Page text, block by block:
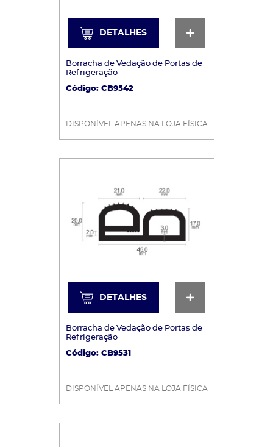
DETALHES
DETALHES
Borracha de Vedação de Portas de
Refrigeração
Código: CB9542
DISPONÍVEL APENAS NA LOJA FÍSICA
DETALHES
DETALHES
Borracha de Vedação de Portas de
Refrigeração
Código: CB9531
DISPONÍVEL APENAS NA LOJA FÍSICA